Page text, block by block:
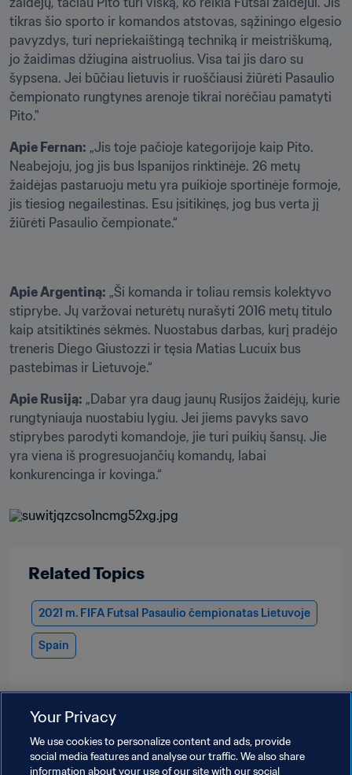
tikras šio sporto ir komandos atstovas, sąžiningo elgesio
pavyzdys, turi nepriekaištingą techniką ir meistriškumą,
jo žaidimas džiugina aistruolius. Visa tai jis daro su
šypsena. Jei būčiau lietuvis ir ruoščiausi žiūrėti Pasaulio
čempionato rungtynes arenoje tikrai norėčiau pamatyti
Pito."
Apie Fernan: „Jis toje pačioje kategorijoje kaip Pito.
Neabejoju, jog jis bus Ispanijos rinktinėje. 26 metų
žaidėjas pastaruoju metu yra puikioje sportinėje formoje,
jis tiesiog negailestinas. Esu įsitikinęs, jog bus verta jį
žiūrėti Pasaulio čempionate.“
Apie Argentiną: „Ši komanda ir toliau remsis kolektyvo
stiprybe. Jų varžovai neturėtų nurašyti 2016 metų titulo
kaip atsitiktinės sėkmės. Nuostabus darbas, kurį pradėjo
treneris Diego Giustozzi ir tęsia Matias Lucuix bus
pastebimas ir Lietuvoje.“
Apie Rusiją: „Dabar yra daug jaunų Rusijos žaidėjų, kurie
rungtyniauja nuostabiu lygiu. Jei jiems pavyks savo
stiprybes parodyti komandoje, jie turi puikių šansų. Jie
yra viena iš progresuojančių komandų, labai
konkurencinga ir kovinga.“
Related Topics
2021 m. FIFA Futsal Pasaulio čempionatas Lietuvoje
Spain
Your Privacy
We use cookies to personalize content and ads, provide
social media features and analyse our traffic. We also share
information about your use of our site with our social